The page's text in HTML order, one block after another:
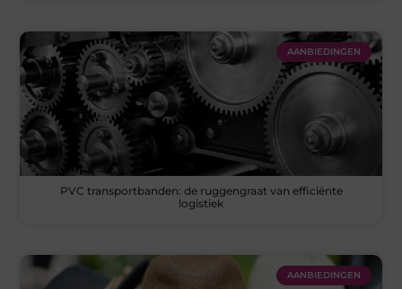
AANBIEDINGEN
PVC transportbanden: de ruggengraat van efficiënte
logistiek
AANBIEDINGEN